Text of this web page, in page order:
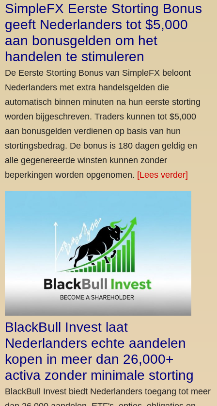
SimpleFX Eerste Storting Bonus
geeft Nederlanders tot $5,000
aan bonusgelden om het
handelen te stimuleren
De Eerste Storting Bonus van SimpleFX beloont
Nederlanders met extra handelsgelden die
automatisch binnen minuten na hun eerste storting
worden bijgeschreven. Traders kunnen tot $5,000
aan bonusgelden verdienen op basis van hun
stortingsbedrag. De bonus is 180 dagen geldig en
alle gegenereerde winsten kunnen zonder
beperkingen worden opgenomen. [Lees verder]
BlackBull Invest laat
Nederlanders echte aandelen
kopen in meer dan 26,000+
activa zonder minimale storting
BlackBull Invest biedt Nederlanders toegang tot meer